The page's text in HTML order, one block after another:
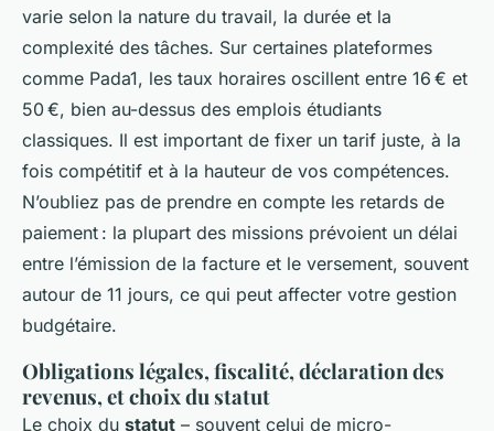
varie selon la nature du travail, la durée et la
complexité des tâches. Sur certaines plateformes
comme Pada1, les taux horaires oscillent entre 16 € et
50 €, bien au-dessus des emplois étudiants
classiques. Il est important de fixer un tarif juste, à la
fois compétitif et à la hauteur de vos compétences.
N’oubliez pas de prendre en compte les retards de
paiement : la plupart des missions prévoient un délai
entre l’émission de la facture et le versement, souvent
autour de 11 jours, ce qui peut affecter votre gestion
budgétaire.
Obligations légales, fiscalité, déclaration des
revenus, et choix du statut
Le choix du statut – souvent celui de micro-